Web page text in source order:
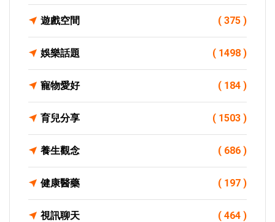
遊戲空間 ( 375 )
娛樂話題 ( 1498 )
寵物愛好 ( 184 )
育兒分享 ( 1503 )
養生觀念 ( 686 )
健康醫藥 ( 197 )
視訊聊天 ( 464 )